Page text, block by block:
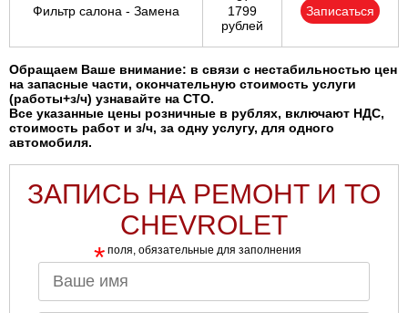
Чебоксары
Челябинск
Череповец
Ярославль
Фильтр салона - Замена
1799
рублей
Записаться
Обращаем Ваше внимание: в связи с нестабильностью цен
на запасные части, окончательную стоимость услуги
(работы+з/ч) узнавайте на СТО.
Все указанные цены розничные в рублях, включают НДС,
стоимость работ и з/ч, за одну услугу, для одного
автомобиля.
ЗАПИСЬ НА РЕМОНТ И ТО
CHEVROLET
* поля, обязательные для заполнения